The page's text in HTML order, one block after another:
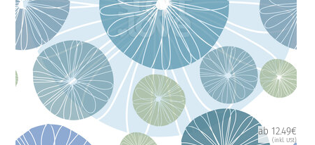
ab 12.49€
(inkl. USt)